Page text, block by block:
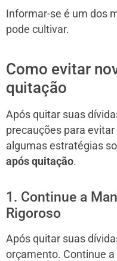
Informar-se é um dos
pode cultivar.
Como evitar
quitação
Após quitar suas
precauções para
algumas estratégias
após quitação.
1. Continue a
Rigoroso
Após quitar suas
orçamento. Continue